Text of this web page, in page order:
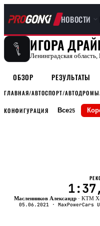
НОВОСТИ
ИГОРА
Ленинградская
ОБЗОР РЕЗУЛЬТАТЫ
ГЛАВНАЯ/АВТОСПОРТ/АВТОДРОМЫ
КОНФИГУРАЦИЯ Все25
Масленников Александр · KTM
05.06.2021 · MaxPowerCars